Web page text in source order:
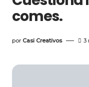
comes.
por Casi Creativos 3